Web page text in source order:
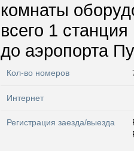
комнаты
всего 1
до аэропорта
Кол-во номеров
Интернет
Регистрация заезда/выезда